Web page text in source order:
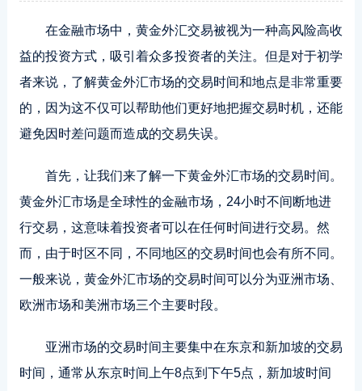
在金融市场中，黄金外汇交易被视为一种高风险高收
益的投资方式，吸引着众多投资者的关注。但是对于初学
者来说，了解黄金外汇市场的交易时间和地点是非常重要
的，因为这不仅可以帮助他们更好地把握交易时机，还能
避免因时差问题而造成的交易失误。
首先，让我们来了解一下黄金外汇市场的交易时间。
黄金外汇市场是全球性的金融市场，24小时不间断地进
行交易，这意味着投资者可以在任何时间进行交易。然
而，由于时区不同，不同地区的交易时间也会有所不同。
一般来说，黄金外汇市场的交易时间可以分为亚洲市场、
欧洲市场和美洲市场三个主要时段。
亚洲市场的交易时间主要集中在东京和新加坡的交易
时间，通常从东京时间上午8点到下午5点，新加坡时间